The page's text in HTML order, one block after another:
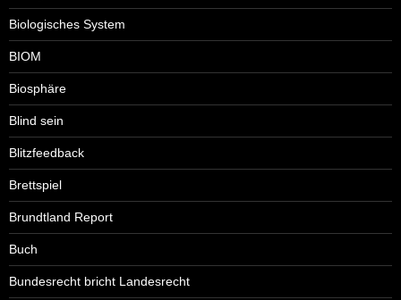
Biologisches System
BIOM
Biosphäre
Blind sein
Blitzfeedback
Brettspiel
Brundtland Report
Buch
Bundesrecht bricht Landesrecht